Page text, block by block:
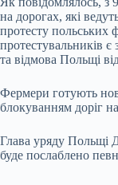
на дорогах, які
протесту польських
протестувальників є
та відмова Польщі
Фермери готують
блокуванням доріг
Глава уряду Польщі
буде послаблено